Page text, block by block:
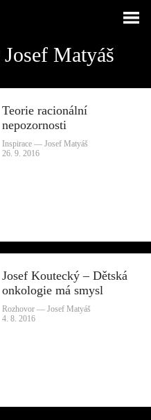
Matyáš
Teorie racionální
nepozornosti
Inspirace — Josef Matyáš
26. 9. 2016
Josef Koutecký – Dětská
onkologie má smysl
Rozhovor — Josef Matyáš
4. 8. 2016